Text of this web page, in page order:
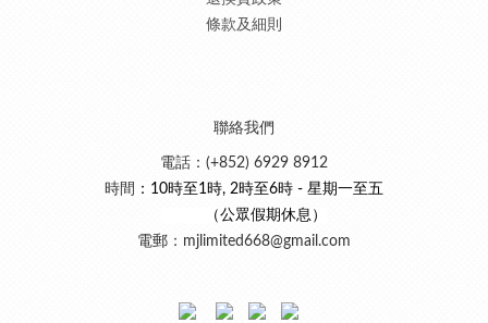
條款及細則
聯絡我們
電話：(+852) 6929 8912
時間 ：10時至1時, 2時至6時 - 星期一至五
（公眾假期休息）
電郵：mjlimited668@gmail.com